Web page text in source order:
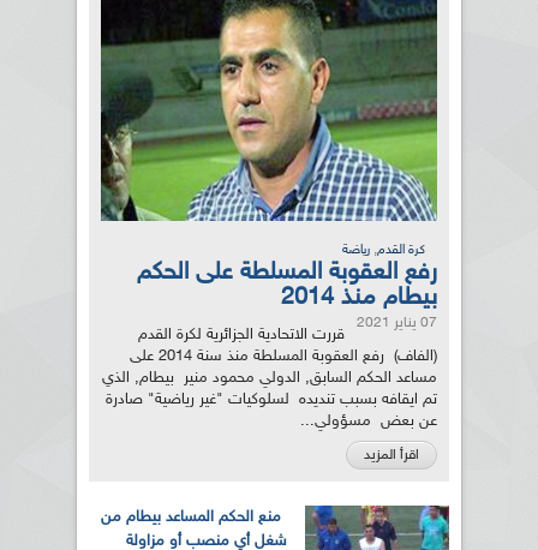
كرة القدم, رياضة
رفع العقوبة المسلطة على الحكم
بيطام منذ 2014
07 يناير 2021
قررت الاتحادية الجزائرية لكرة القدم
(الفاف) رفع العقوبة المسلطة منذ سنة 2014 على
مساعد الحكم السابق, الدولي محمود منير بيطام, الذي
تم ايقافه بسبب تنديده لسلوكيات "غير رياضية" صادرة
عن بعض مسؤولي...
اقرأ المزيد
منع الحكم المساعد بيطام من
شغل أي منصب أو مزاولة